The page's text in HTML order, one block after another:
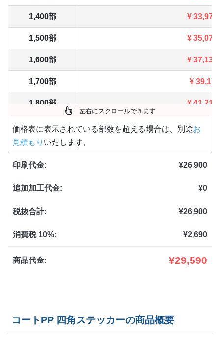
1,400部 ¥ 33,979
1,500部 ¥ 35,079
1,600部 ¥ 37,136
1,700部 ¥ 39,171
1,800部 ¥ 41,217
1,900部 ¥ 43,252
2,000部
2,500部 ¥ 55,253
3,000部 63,184
3,500部 ¥ 67,980
4,000部 ¥ 69,663
4,500部
6,000部
左右にスクロールできます
価格表に表示されている部数を超える場合は、別途お
見積もり いたします。
印刷代金: ¥26,900
追加加工代金: ¥0
税抜合計: ¥26,900
消費税 10%: ¥2,690
商品代金: ¥29,590
コートPP 四角ステッカーの商品概要